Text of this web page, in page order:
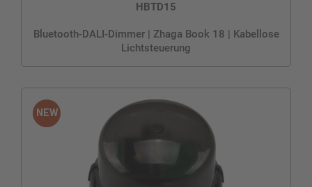
HBTD15
Bluetooth-DALI-Dimmer | Zhaga Book 18 | Kabellose
Lichtsteuerung